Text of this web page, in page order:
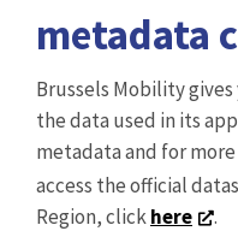
metadata
Brussels Mobility
the data used in its
metadata and for
access the official
Region, clickhere .